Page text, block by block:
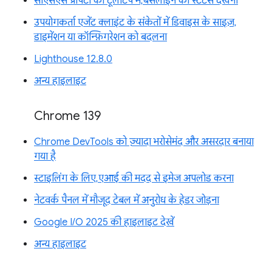
उपयोगकर्ता एजेंट क्लाइंट के संकेतों में डिवाइस के साइज़,
डाइमेंशन या कॉन्फ़िगरेशन को बदलना
Lighthouse 12.8.0
अन्य हाइलाइट
Chrome 139
Chrome DevTools को ज़्यादा भरोसेमंद और असरदार बनाया
गया है
स्टाइलिंग के लिए, एआई की मदद से इमेज अपलोड करना
नेटवर्क पैनल में मौजूद टेबल में अनुरोध के हेडर जोड़ना
Google I/O 2025 की हाइलाइट देखें
अन्य हाइलाइट